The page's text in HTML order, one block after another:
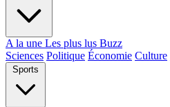
A la une Les plus lus Buzz
Sciences Politique Économie Culture
Sports